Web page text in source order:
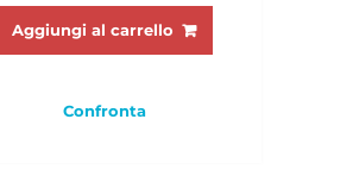
Aggiungi al carrello
Confronta